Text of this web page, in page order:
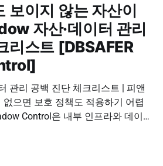
보이지 않는 자산이
자산·데이터 관리
리스트 [DBSAFER
관리 공백 진단 체크리스트 | 피앤
. DBSAFER Shadow